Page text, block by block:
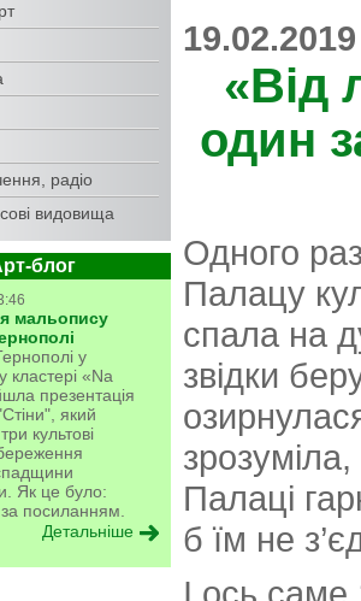
радіо
видовища
блог
мальопису
у
кластері «Na
презентація
який
культові
Як це було:
посиланням.
Детальніше
«Від
один
Одного
Палацу
спала на
звідки
Палаці
б їм не